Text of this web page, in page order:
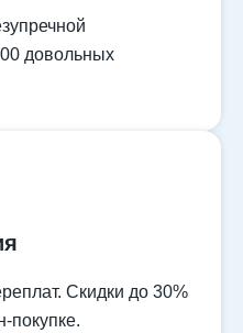
довольных
Скидки до 30%
покупке.